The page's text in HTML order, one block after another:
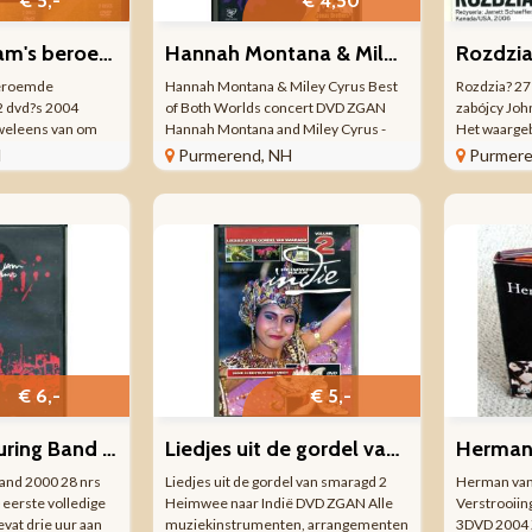
David Beckham's beroemde voetbaltechnieken 2 dvd’s 2004 ZGAN
dvd?s 2004
van om
vanaf de
effectbal
van
Hannah Montana & Miley Cyrus Best of Both Worlds concert DVD
Hannah Montana & Miley Cyrus Best
of Both Worlds concert DVD ZGAN
Hannah Montana and Miley Cyrus -
Best of Both Worlds concert DVD
ZGAN (the movie) Hannah Montana
and Miley Cyrus: Best of Both Worlds
Purmerend, NH
Rozdzia?
zabójcy
Het
uitgave
Cataloge:
€ 6,-
Pearl Jam Touring Band 2000 28 nrs DVD 2001 ZGAN
2000 28 nrs
eerste volledige
drie uur aan
€ 5,-
Liedjes uit de gordel van smaragd 2 Heimwee naar Indië DVD ZGAN
Liedjes uit de gordel van smaragd 2
Heimwee naar Indië DVD ZGAN Alle
muziekinstrumenten, arrangementen
Herman
3DVD 2004